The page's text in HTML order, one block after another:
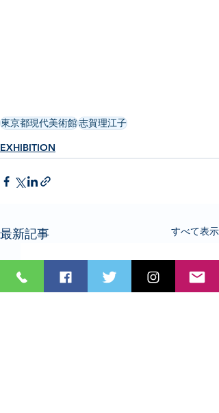
東京都現代美術館志賀理江子
EXHIBITION
最新記事 すべて表示